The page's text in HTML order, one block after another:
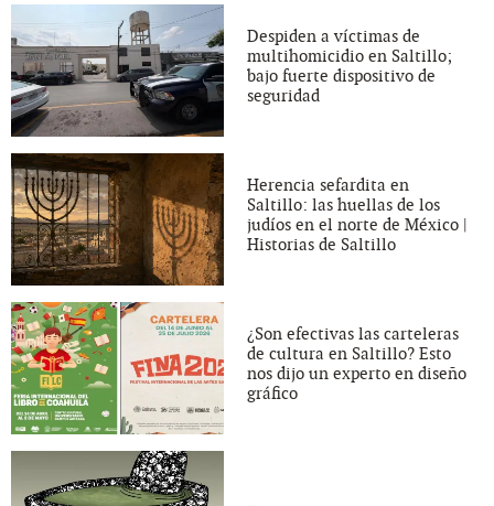
Despiden a víctimas de
multihomicidio en Saltillo;
bajo fuerte dispositivo de
seguridad
Herencia sefardita en
Saltillo: las huellas de los
judíos en el norte de México |
Historias de Saltillo
¿Son efectivas las carteleras
de cultura en Saltillo? Esto
nos dijo un experto en diseño
gráfico